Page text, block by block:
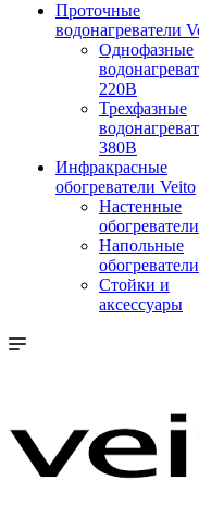
Проточные
водонагреватели
Однофазные
220В
Трехфазные
380В
Инфракрасные
обогреватели Veito
Настенные
обогреватели
Напольные
обогреватели
Стойки и
аксессуары